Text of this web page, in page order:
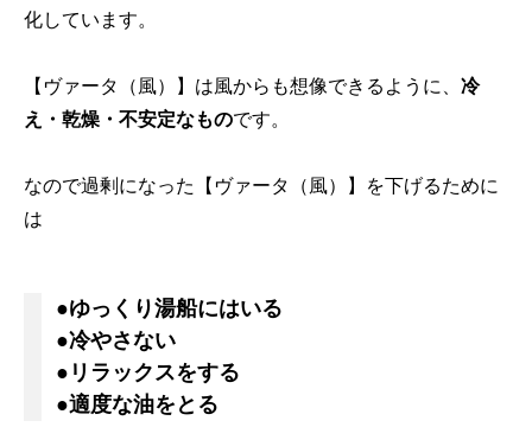
化しています。
【ヴァータ（風）】は風からも想像できるように、 冷
え・乾燥・不安定なものです。
なので過剰になった【ヴァータ（風）】を下げるために
は
●ゆっくり湯船にはいる
●冷やさない
●リラックスをする
●適度な油をとる